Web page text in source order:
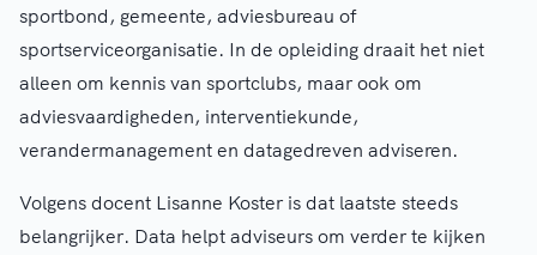
sportbond, gemeente, adviesbureau of
sportserviceorganisatie. In de opleiding draait het niet
alleen om kennis van sportclubs, maar ook om
adviesvaardigheden, interventiekunde,
verandermanagement en datagedreven adviseren.
Volgens docent Lisanne Koster is dat laatste steeds
belangrijker. Data helpt adviseurs om verder te kijken